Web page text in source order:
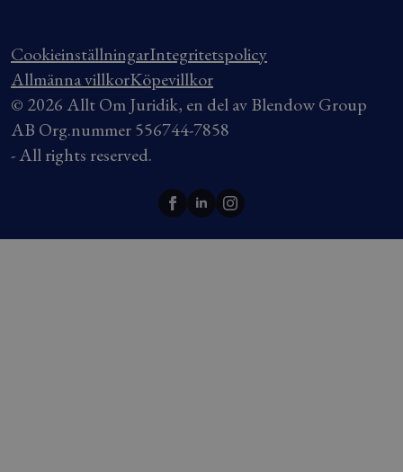
CookieinställningarIntegritetspolicy
Allmänna villkorKöpevillkor
© 2026 Allt Om Juridik, en del av Blendow Group
AB Org.nummer 556744-7858
- All rights reserved.